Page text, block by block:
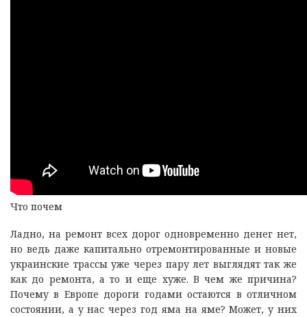
Что почем
Ладно, на ремонт всех дорог одновременно денег нет,
но ведь даже капитально отремонтированные и новые
украинские трассы уже через пару лет выглядят так же
как до ремонта, а то и еще хуже. В чем же причина?
Почему в Европе дороги годами остаются в отличном
состоянии, а у нас через год яма на яме? Может, у них